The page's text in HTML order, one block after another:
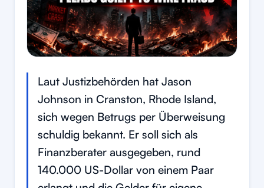
Laut Justizbehörden hat Jason
Johnson in Cranston, Rhode Island,
sich wegen Betrugs per Überweisung
schuldig bekannt. Er soll sich als
Finanzberater ausgegeben, rund
140.000 US-Dollar von einem Paar